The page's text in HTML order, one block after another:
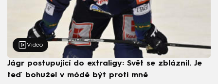
Video
Jágr postupující do extraligy: Svět se zbláznil. Je
teď bohužel v módě být proti mně